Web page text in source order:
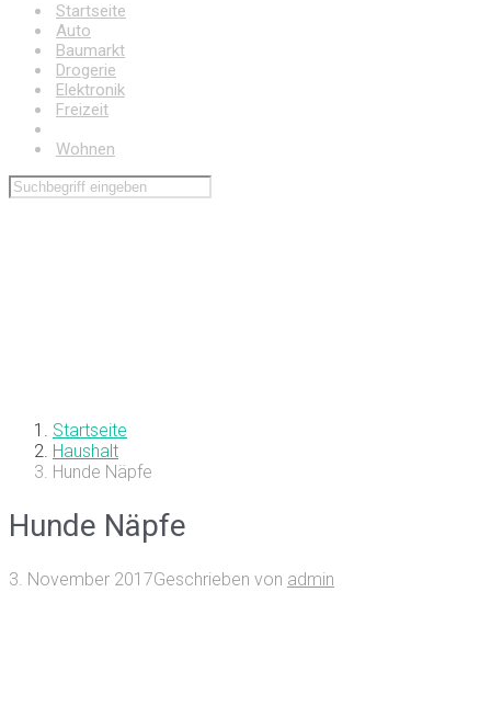
Startseite
Auto
Baumarkt
Drogerie
Elektronik
Freizeit
Wohnen
Startseite
Haushalt
Hunde Näpfe
Hunde Näpfe
3. November 2017Geschrieben von admin